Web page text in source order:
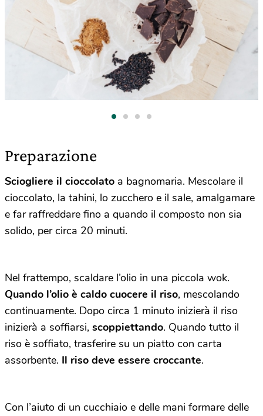
Preparazione
Sciogliere il cioccolato a bagnomaria. Mescolare il
cioccolato, la tahini, lo zucchero e il sale, amalgamare
e far raffreddare fino a quando il composto non sia
solido, per circa 20 minuti.
Nel frattempo, scaldare l’olio in una piccola wok.
Quando l’olio è caldo cuocere il riso, mescolando
continuamente. Dopo circa 1 minuto inizierà il riso
inizierà a soffiarsi, scoppiettando. Quando tutto il
riso è soffiato, trasferire su un piatto con carta
assorbente. Il riso deve essere croccante.
Con l’aiuto di un cucchiaio e delle mani formare delle